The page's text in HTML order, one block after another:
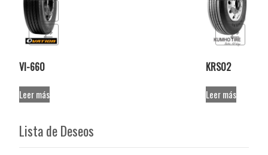
VI-660
Leer más
deseos
KRS02
Leer más
Añadir a la lista de deseos
Lista de Deseos